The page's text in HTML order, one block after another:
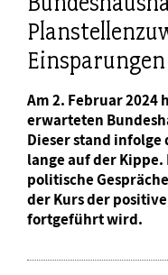
Am 2. Februar 2024
erwarteten
Dieser stand infolge
lange auf der
politische
der Kurs der
fortgeführt wird.